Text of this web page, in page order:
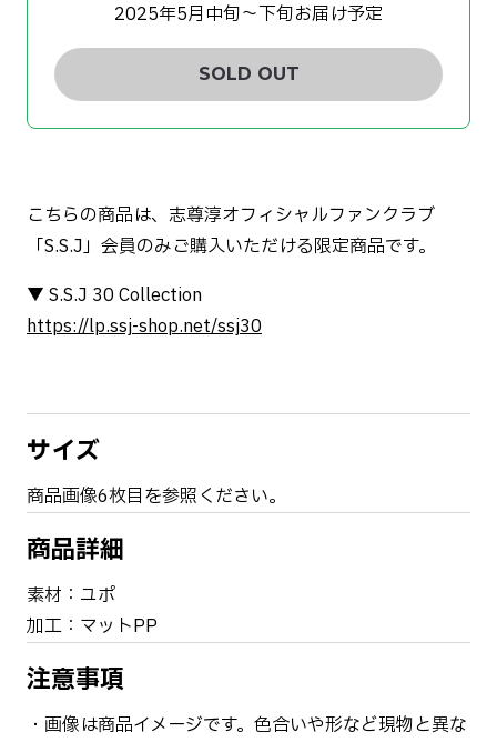
2025年5月中旬〜下旬お届け予定
SOLD OUT
こちらの商品は、志尊淳オフィシャルファンクラブ
「S.S.J」会員のみご購入いただける限定商品です。
▼ S.S.J 30 Collection
https://lp.ssj-shop.net/ssj30
サイズ
商品画像6枚目を参照ください。
商品詳細
素材：ユポ
加工：マットPP
注意事項
・画像は商品イメージです。色合いや形など現物と異な